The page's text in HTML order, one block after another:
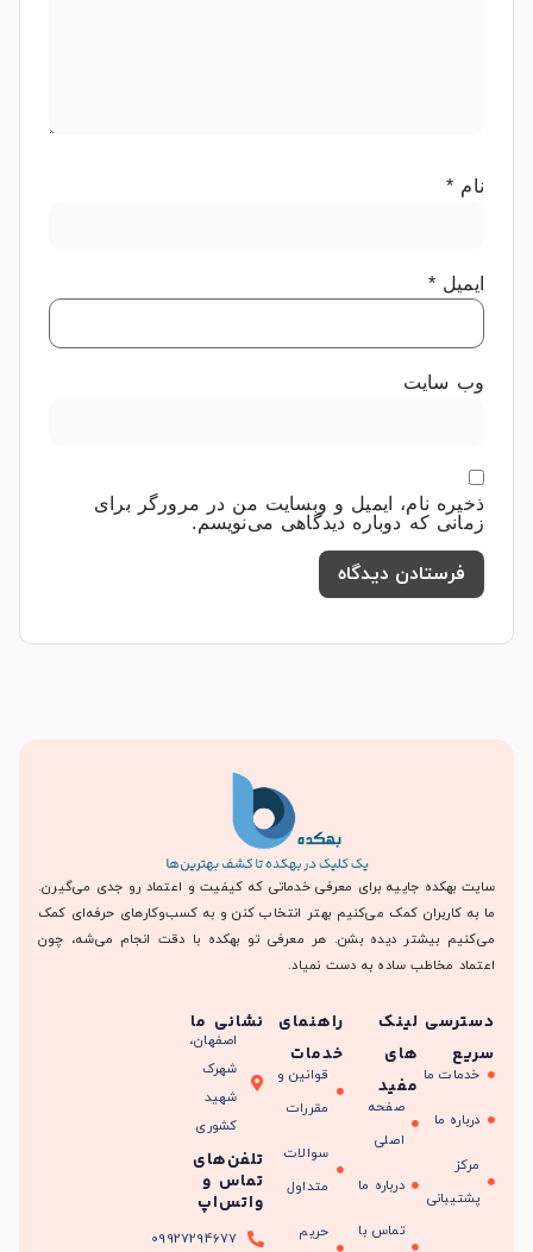
نام *
ایمیل *
وب‌ سایت
ذخیره نام، ایمیل و وبسایت من در مرورگر برای
زمانی که دوباره دیدگاهی می‌نویسم.
سایت بهکده جاییه برای معرفی خدماتی که کیفیت و اعتماد رو جدی می‌گیرن.
ما به کاربران کمک می‌کنیم بهتر انتخاب کنن و به کسب‌وکارهای حرفه‌ای کمک
می‌کنیم بیشتر دیده بشن. هر معرفی تو بهکده با دقت انجام می‌شه، چون
اعتماد مخاطب ساده به دست نمیاد.
دسترسی
سریع
خدمات ما
درباره ما
مرکز
پشتیبانی
لینک
های
مفید
صفحه
اصلی
درباره ما
تماس با
راهنمای
خدمات
قوانین و
مقررات
سوالات
متداول
حریم
نشانی ما
اصفهان،
شهرک
شهید
کشوری
تلفن‌های
تماس و
واتس‌اپ
09927294677